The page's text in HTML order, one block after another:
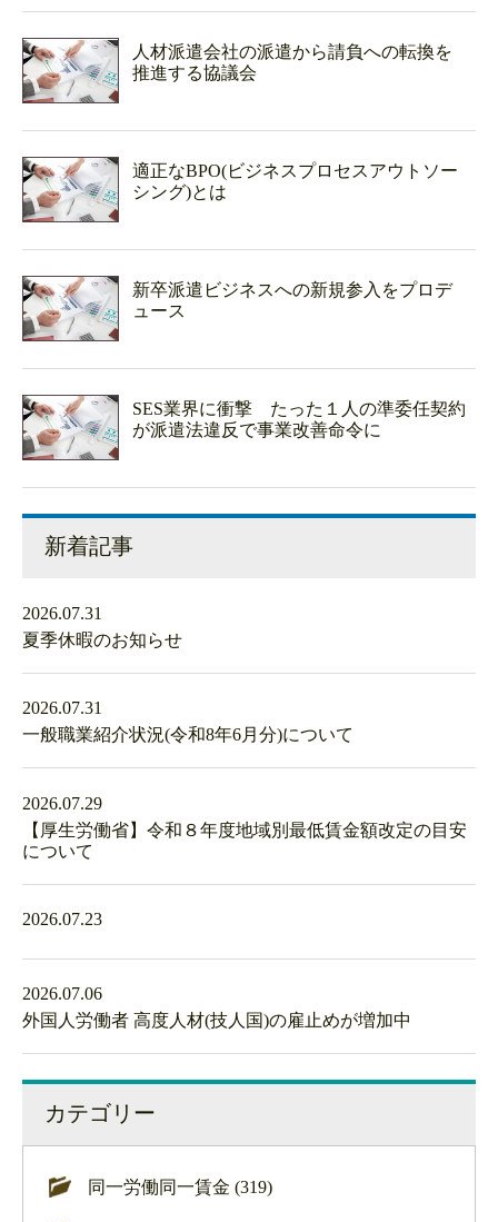
人材派遣会社の派遣から請負への転換を
推進する協議会
適正なBPO(ビジネスプロセスアウトソー
シング)とは
新卒派遣ビジネスへの新規参入をプロデ
ュース
SES業界に衝撃 たった１人の準委任契約
が派遣法違反で事業改善命令に
新着記事
2026.07.31
夏季休暇のお知らせ
2026.07.31
一般職業紹介状況(令和8年6月分)について
2026.07.29
【厚生労働省】令和８年度地域別最低賃金額改定の目安
について
2026.07.23
2026.07.06
外国人労働者 高度人材(技人国)の雇止めが増加中
カテゴリー
同一労働同一賃金 (319)